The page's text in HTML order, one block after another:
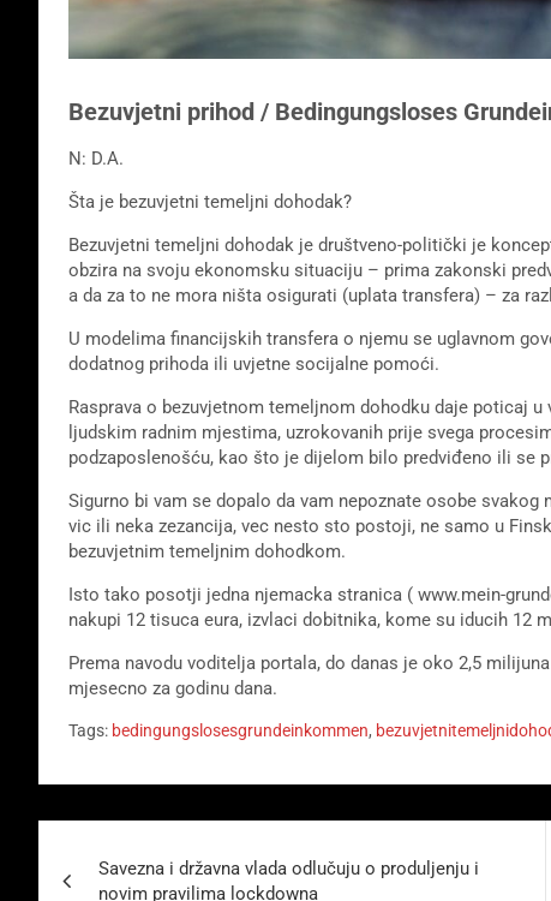
Bezuvjetni prihod / Bedingungsloses
N: D.A.
Šta je bezuvjetni temeljni dohodak?
Bezuvjetni temeljni dohodak je društveno-politički je
obzira na svoju ekonomsku situaciju – prima zakonski
a da za to ne mora ništa osigurati (uplata transfera) – za
U modelima financijskih transfera o njemu se uglavnom
dodatnog prihoda ili uvjetne socijalne pomoći.
Rasprava o bezuvjetnom temeljnom dohodku daje poticaj
ljudskim radnim mjestima, uzrokovanih prije svega
podzaposlenošću, kao što je dijelom bilo predviđeno ili se
Sigurno bi vam se dopalo da vam nepoznate osobe
vic ili neka zezancija, vec nesto sto postoji, ne samo u
bezuvjetnim temeljnim dohodkom.
Isto tako posotji jedna njemacka stranica ( www.mein-
nakupi 12 tisuca eura, izvlaci dobitnika, kome su iducih 12
Prema navodu voditelja portala, do danas je oko 2,5
mjesecno za godinu dana.
Tags: bedingungslosesgrundeinkommen,
Savezna i državna vlada odlučuju o produljenju i
novim pravilima lockdowna